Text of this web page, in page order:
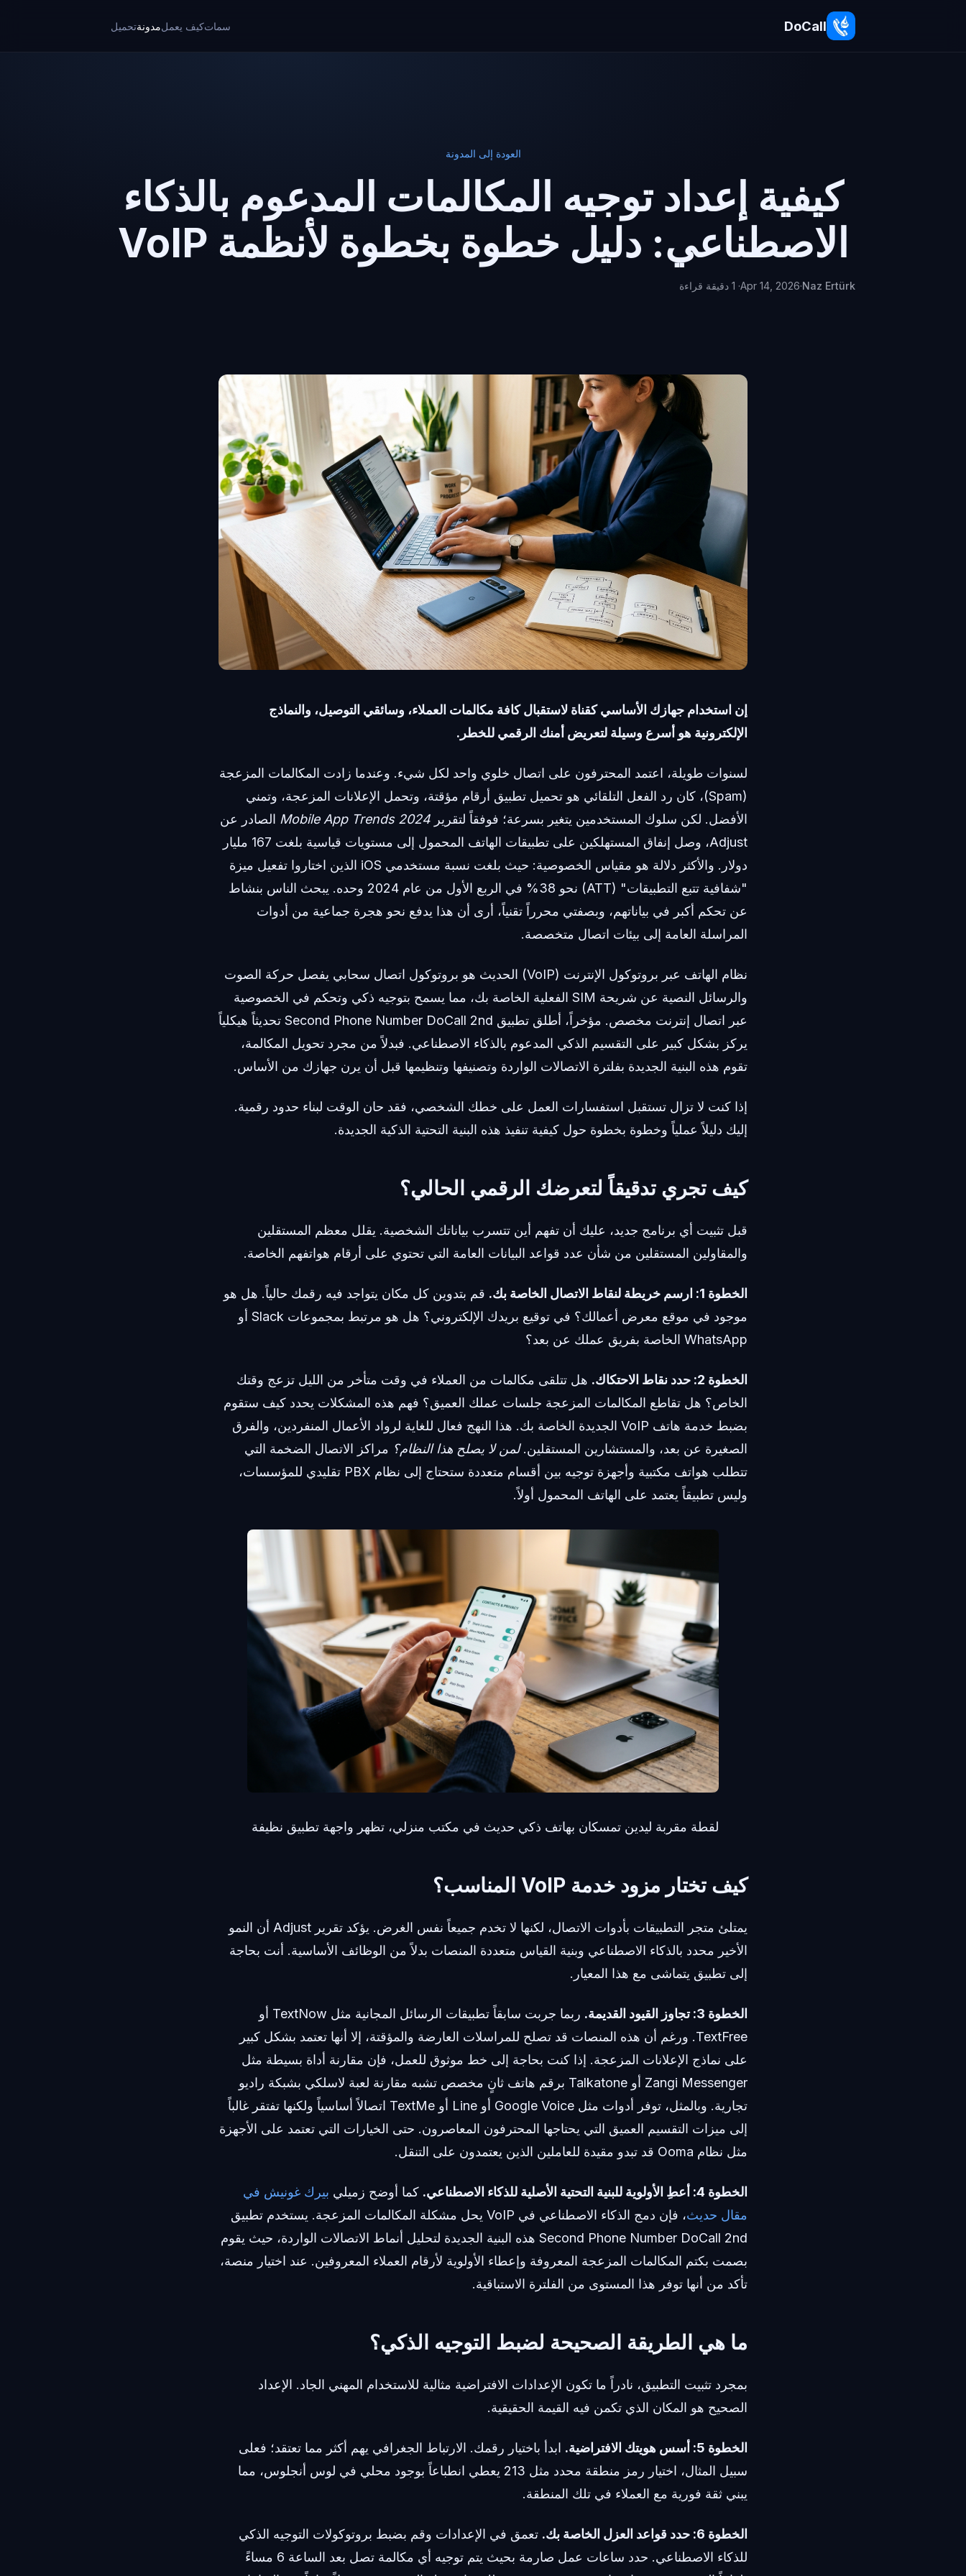
DoCall سماتكيف يعملمدونةتحميل
العودة إلى المدونة
كيفية إعداد توجيه المكالمات المدعوم بالذكاء
الاصطناعي: دليل خطوة بخطوة لأنظمة VoIP
Naz Ertürk
·
Apr 14, 2026· 1 دقيقة قراءة
إن استخدام جهازك الأساسي كقناة لاستقبال كافة مكالمات العملاء، وسائقي التوصيل، والنماذج
الإلكترونية هو أسرع وسيلة لتعريض أمنك الرقمي للخطر.
لسنوات طويلة، اعتمد المحترفون على اتصال خلوي واحد لكل شيء. وعندما زادت المكالمات المزعجة
(Spam)، كان رد الفعل التلقائي هو تحميل تطبيق أرقام مؤقتة، وتحمل الإعلانات المزعجة، وتمني
الأفضل. لكن سلوك المستخدمين يتغير بسرعة؛ فوفقاً لتقرير Mobile App Trends 2024 الصادر عن
Adjust، وصل إنفاق المستهلكين على تطبيقات الهاتف المحمول إلى مستويات قياسية بلغت 167 مليار
دولار. والأكثر دلالة هو مقياس الخصوصية: حيث بلغت نسبة مستخدمي iOS الذين اختاروا تفعيل ميزة
"شفافية تتبع التطبيقات" (ATT) نحو 38% في الربع الأول من عام 2024 وحده. يبحث الناس بنشاط
عن تحكم أكبر في بياناتهم، وبصفتي محرراً تقنياً، أرى أن هذا يدفع نحو هجرة جماعية من أدوات
المراسلة العامة إلى بيئات اتصال متخصصة.
نظام الهاتف عبر بروتوكول الإنترنت (VoIP) الحديث هو بروتوكول اتصال سحابي يفصل حركة الصوت
والرسائل النصية عن شريحة SIM الفعلية الخاصة بك، مما يسمح بتوجيه ذكي وتحكم في الخصوصية
عبر اتصال إنترنت مخصص. مؤخراً، أطلق تطبيق Second Phone Number DoCall 2nd تحديثاً هيكلياً
يركز بشكل كبير على التقسيم الذكي المدعوم بالذكاء الاصطناعي. فبدلاً من مجرد تحويل المكالمة،
تقوم هذه البنية الجديدة بفلترة الاتصالات الواردة وتصنيفها وتنظيمها قبل أن يرن جهازك من الأساس.
إذا كنت لا تزال تستقبل استفسارات العمل على خطك الشخصي، فقد حان الوقت لبناء حدود رقمية.
إليك دليلاً عملياً وخطوة بخطوة حول كيفية تنفيذ هذه البنية التحتية الذكية الجديدة.
كيف تجري تدقيقاً لتعرضك الرقمي الحالي؟
قبل تثبيت أي برنامج جديد، عليك أن تفهم أين تتسرب بياناتك الشخصية. يقلل معظم المستقلين
والمقاولين المستقلين من شأن عدد قواعد البيانات العامة التي تحتوي على أرقام هواتفهم الخاصة.
الخطوة 1: ارسم خريطة لنقاط الاتصال الخاصة بك.
قم بتدوين كل مكان يتواجد فيه رقمك حالياً. هل هو
موجود في موقع معرض أعمالك؟ في توقيع بريدك الإلكتروني؟ هل هو مرتبط بمجموعات Slack أو
WhatsApp الخاصة بفريق عملك عن بعد؟
الخطوة 2: حدد نقاط الاحتكاك.
هل تتلقى مكالمات من العملاء في وقت متأخر من الليل تزعج وقتك
الخاص؟ هل تقاطع المكالمات المزعجة جلسات عملك العميق؟ فهم هذه المشكلات يحدد كيف ستقوم
بضبط خدمة هاتف VoIP الجديدة الخاصة بك. هذا النهج فعال للغاية لرواد الأعمال المنفردين، والفرق
الصغيرة عن بعد، والمستشارين المستقلين.لمن لا يصلح هذا النظام؟ مراكز الاتصال الضخمة التي
تتطلب هواتف مكتبية وأجهزة توجيه بين أقسام متعددة ستحتاج إلى نظام PBX تقليدي للمؤسسات،
وليس تطبيقاً يعتمد على الهاتف المحمول أولاً.
لقطة مقربة ليدين تمسكان بهاتف ذكي حديث في مكتب منزلي، تظهر واجهة تطبيق نظيفة
كيف تختار مزود خدمة VoIP المناسب؟
يمتلئ متجر التطبيقات بأدوات الاتصال، لكنها لا تخدم جميعاً نفس الغرض. يؤكد تقرير Adjust أن النمو
الأخير محدد بالذكاء الاصطناعي وبنية القياس متعددة المنصات بدلاً من الوظائف الأساسية. أنت بحاجة
إلى تطبيق يتماشى مع هذا المعيار.
الخطوة 3: تجاوز القيود القديمة.
ربما جربت سابقاً تطبيقات الرسائل المجانية مثل TextNow أو
TextFree. ورغم أن هذه المنصات قد تصلح للمراسلات العارضة والمؤقتة، إلا أنها تعتمد بشكل كبير
على نماذج الإعلانات المزعجة. إذا كنت بحاجة إلى خط موثوق للعمل، فإن مقارنة أداة بسيطة مثل
Zangi Messenger أو Talkatone برقم هاتف ثانٍ مخصص تشبه مقارنة لعبة لاسلكي بشبكة راديو
تجارية. وبالمثل، توفر أدوات مثل Google Voice أو Line أو TextMe اتصالاً أساسياً ولكنها تفتقر غالباً
إلى ميزات التقسيم العميق التي يحتاجها المحترفون المعاصرون. حتى الخيارات التي تعتمد على الأجهزة
مثل نظام Ooma قد تبدو مقيدة للعاملين الذين يعتمدون على التنقل.
الخطوة 4: أعطِ الأولوية للبنية التحتية الأصلية للذكاء الاصطناعي. كما أوضح زميلي بيرك غونيش في
مقال حديث
، فإن دمج الذكاء الاصطناعي في VoIP يحل مشكلة المكالمات المزعجة. يستخدم تطبيق
Second Phone Number DoCall 2nd هذه البنية الجديدة لتحليل أنماط الاتصالات الواردة، حيث يقوم
بصمت بكتم المكالمات المزعجة المعروفة وإعطاء الأولوية لأرقام العملاء المعروفين. عند اختيار منصة،
تأكد من أنها توفر هذا المستوى من الفلترة الاستباقية.
ما هي الطريقة الصحيحة لضبط التوجيه الذكي؟
بمجرد تثبيت التطبيق، نادراً ما تكون الإعدادات الافتراضية مثالية للاستخدام المهني الجاد. الإعداد
الصحيح هو المكان الذي تكمن فيه القيمة الحقيقية.
الخطوة 5: أسس هويتك الافتراضية.
ابدأ باختيار رقمك. الارتباط الجغرافي يهم أكثر مما تعتقد؛ فعلى
سبيل المثال، اختيار رمز منطقة محدد مثل 213 يعطي انطباعاً بوجود محلي في لوس أنجلوس، مما
يبني ثقة فورية مع العملاء في تلك المنطقة.
الخطوة 6: حدد قواعد العزل الخاصة بك.
تعمق في الإعدادات وقم بضبط بروتوكولات التوجيه الذكي
للذكاء الاصطناعي. حدد ساعات عمل صارمة بحيث يتم توجيه أي مكالمة تصل بعد الساعة 6 مساءً